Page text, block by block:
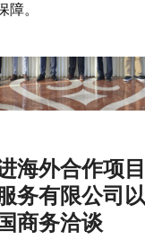
障。
海外合作项
务有限公司
商务洽谈